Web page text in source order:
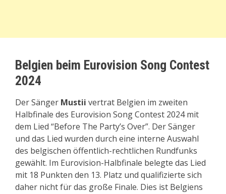
Belgien beim Eurovision Song Contest
2024
Der Sänger Mustii vertrat Belgien im zweiten
Halbfinale des Eurovision Song Contest 2024 mit
dem Lied “Before The Party’s Over”. Der Sänger
und das Lied wurden durch eine interne Auswahl
des belgischen öffentlich-rechtlichen Rundfunks
gewählt. Im Eurovision-Halbfinale belegte das Lied
mit 18 Punkten den 13. Platz und qualifizierte sich
daher nicht für das große Finale. Dies ist Belgiens